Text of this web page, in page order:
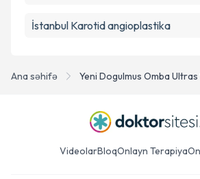
Ana səhifə Yeni Dogulmus Omba Ultras
İstanbul Karotid angioplastika
VideolarBloqOnlayn Terapiya